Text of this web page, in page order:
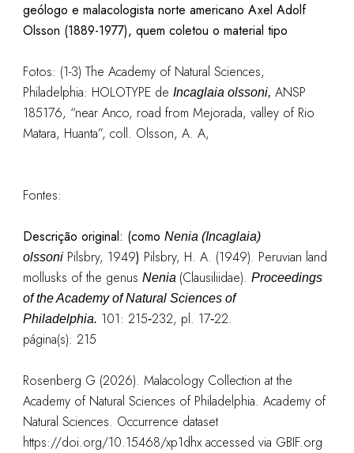
geólogo e malacologista norte americano Axel Adolf
Olsson (1889-1977), quem coletou o material tipo
Fotos: (1-3) The Academy of Natural Sciences,
Philadelphia: HOLOTYPE de Incaglaia olssoni, ANSP
185176, “near Anco, road from Mejorada, valley of Rio
Matara, Huanta”, coll. Olsson, A. A,
Fontes:
Descrição original: (como Nenia (Incaglaia)
olssoniPilsbry, 1949) Pilsbry, H. A. (1949). Peruvian land
mollusks of the genus Nenia (Clausiliidae). Proceedings
of the Academy of Natural Sciences of
Philadelphia. 101: 215‑232, pl. 17‑22.
página(s): 215
Rosenberg G (2026). Malacology Collection at the
Academy of Natural Sciences of Philadelphia. Academy of
Natural Sciences. Occurrence dataset
https://doi.org/10.15468/xp1dhx accessed via GBIF.org